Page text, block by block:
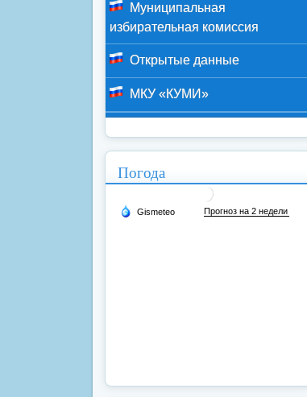
Муниципальная
избирательная комиссия
Открытые данные
МКУ «КУМИ»
Погода